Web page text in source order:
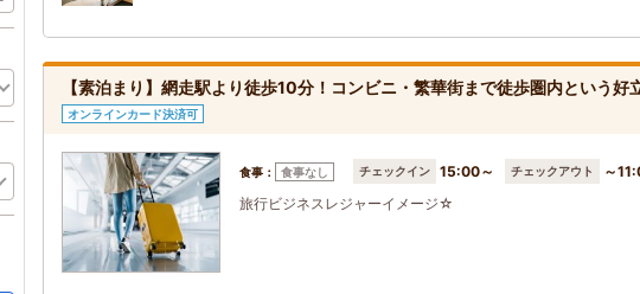
【素泊まり】網走駅より徒歩10分！コンビニ・繁華街まで徒歩圏内という
オンラインカード決済可
食事： 食事なし チェックイン 15:00～ チェックアウト
～
旅行ビジネスレジャーイメージ☆